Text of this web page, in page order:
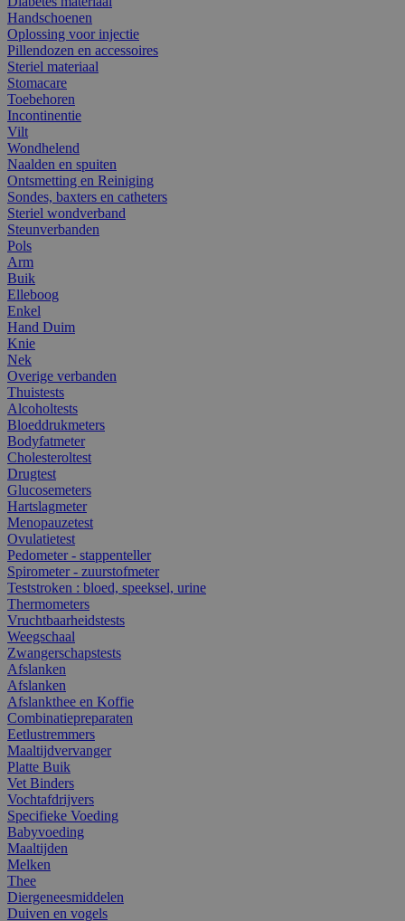
Handschoenen
Oplossing voor injectie
Pillendozen en accessoires
Steriel materiaal
Stomacare
Toebehoren
Incontinentie
Vilt
Wondhelend
Naalden en spuiten
Ontsmetting en Reiniging
Sondes, baxters en catheters
Steriel wondverband
Steunverbanden
Pols
Arm
Buik
Elleboog
Enkel
Hand Duim
Knie
Nek
Overige verbanden
Thuistests
Alcoholtests
Bloeddrukmeters
Bodyfatmeter
Cholesteroltest
Drugtest
Glucosemeters
Hartslagmeter
Menopauzetest
Ovulatietest
Pedometer - stappenteller
Spirometer - zuurstofmeter
Teststroken : bloed, speeksel, urine
Thermometers
Vruchtbaarheidstests
Weegschaal
Zwangerschapstests
Afslanken
Afslanken
Afslankthee en Koffie
Combinatiepreparaten
Eetlustremmers
Maaltijdvervanger
Platte Buik
Vet Binders
Vochtafdrijvers
Specifieke Voeding
Babyvoeding
Maaltijden
Melken
Thee
Diergeneesmiddelen
Duiven en vogels